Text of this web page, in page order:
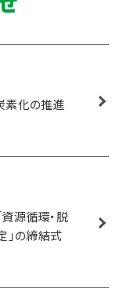
素化の推進
源循環・脱
」の締結式